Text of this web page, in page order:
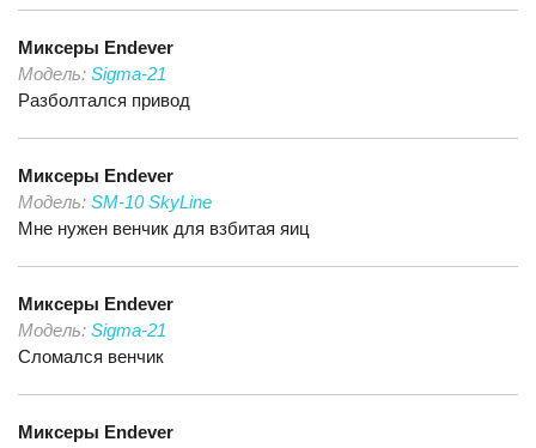
Миксеры Endever
Модель: Sigma-21
Разболтался привод
Миксеры Endever
Модель: SM-10 SkyLine
Мне нужен венчик для взбитая яиц
Миксеры Endever
Модель: Sigma-21
Сломался венчик
Миксеры Endever